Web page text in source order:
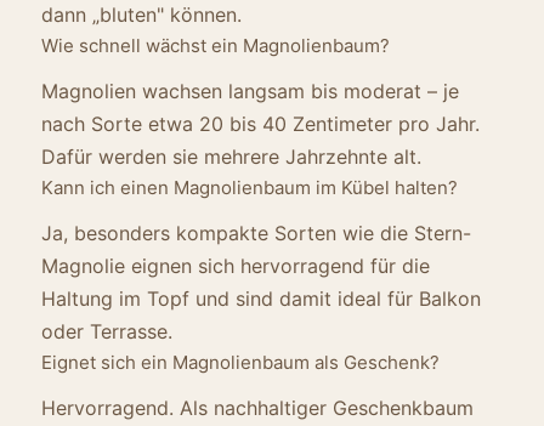
dann „bluten" können.
Wie schnell wächst ein Magnolienbaum?
Magnolien wachsen langsam bis moderat – je
nach Sorte etwa 20 bis 40 Zentimeter pro Jahr.
Dafür werden sie mehrere Jahrzehnte alt.
Kann ich einen Magnolienbaum im Kübel halten?
Ja, besonders kompakte Sorten wie die Stern-
Magnolie eignen sich hervorragend für die
Haltung im Topf und sind damit ideal für Balkon
oder Terrasse.
Eignet sich ein Magnolienbaum als Geschenk?
Hervorragend. Als nachhaltiger Geschenkbaum